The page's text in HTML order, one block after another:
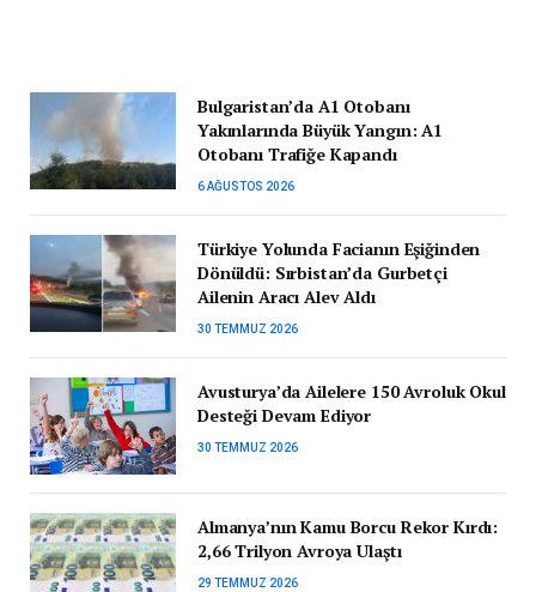
Bulgaristan’da A1 Otobanı
Yakınlarında Büyük Yangın: A1
Otobanı Trafiğe Kapandı
6 AĞUSTOS 2026
Türkiye Yolunda Facianın Eşiğinden
Dönüldü: Sırbistan’da Gurbetçi
Ailenin Aracı Alev Aldı
30 TEMMUZ 2026
Avusturya’da Ailelere 150 Avroluk Okul
Desteği Devam Ediyor
30 TEMMUZ 2026
Almanya’nın Kamu Borcu Rekor Kırdı:
2,66 Trilyon Avroya Ulaştı
29 TEMMUZ 2026